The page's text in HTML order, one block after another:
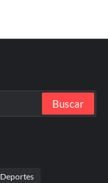
Deportes